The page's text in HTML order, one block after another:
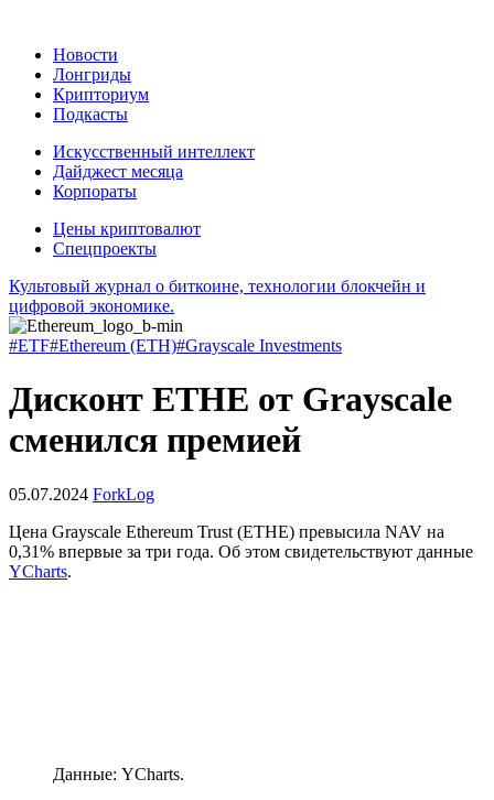
Новости
Лонгриды
Крипториум
Подкасты
Искусственный интеллект
Дайджест месяца
Корпораты
Цены криптовалют
Спецпроекты
Культовый журнал о биткоине, технологии блокчейн и
цифровой экономике.
#ETF#Ethereum (ETH)#Grayscale Investments
Дисконт ETHE от Grayscale
сменился премией
05.07.2024 ForkLog
Цена Grayscale Ethereum Trust (ETHE) превысила NAV на
0,31% впервые за три года. Об этом свидетельствуют данные
YCharts.
Данные: YCharts.